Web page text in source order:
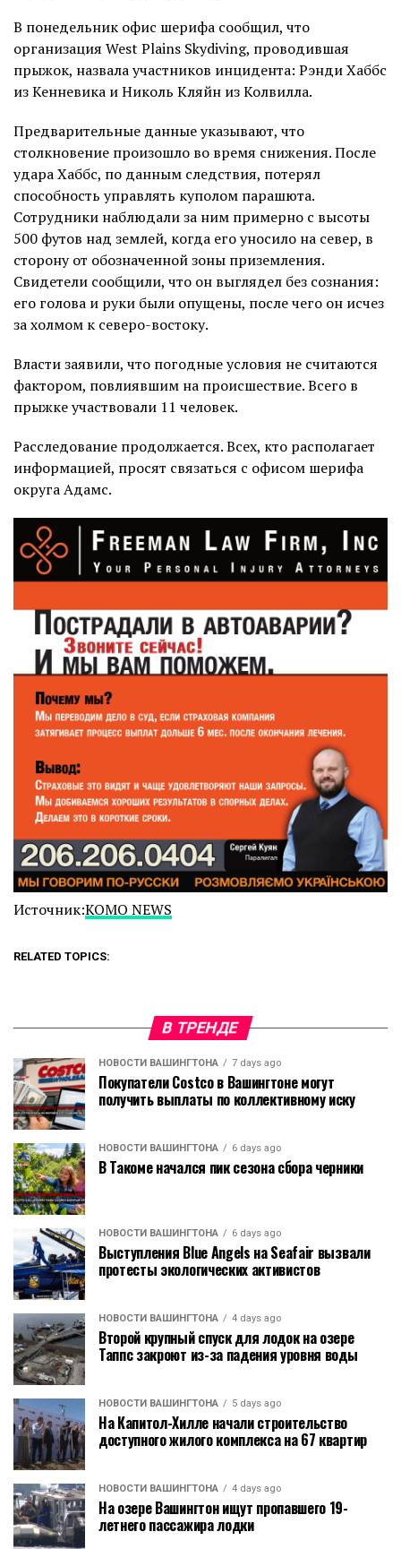
В понедельник офис шерифа сообщил, что
организация West Plains Skydiving, проводившая
прыжок, назвала участников инцидента: Рэнди Хаббс
из Кенневика и Николь Кляйн из Колвилла.
Предварительные данные указывают, что
столкновение произошло во время снижения. После
удара Хаббс, по данным следствия, потерял
способность управлять куполом парашюта.
Сотрудники наблюдали за ним примерно с высоты
500 футов над землей, когда его уносило на север, в
сторону от обозначенной зоны приземления.
Свидетели сообщили, что он выглядел без сознания:
его голова и руки были опущены, после чего он исчез
за холмом к северо-востоку.
Власти заявили, что погодные условия не считаются
фактором, повлиявшим на происшествие. Всего в
прыжке участвовали 11 человек.
Расследование продолжается. Всех, кто располагает
информацией, просят связаться с офисом шерифа
округа Адамс.
Источник:KOMO NEWS
RELATED TOPICS:
В ТРЕНДЕ
НОВОСТИ ВАШИНГТОНА 7 days ago
Покупатели Costco в Вашингтоне могут
получить выплаты по коллективному иску
НОВОСТИ ВАШИНГТОНА 6 days ago
В Такоме начался пик сезона сбора черники
НОВОСТИ ВАШИНГТОНА 6 days ago
Выступления Blue Angels на Seafair вызвали
протесты экологических активистов
НОВОСТИ ВАШИНГТОНА 4 days ago
Второй крупный спуск для лодок на озере
Таппс закроют из-за падения уровня воды
НОВОСТИ ВАШИНГТОНА 5 days ago
На Капитол-Хилле начали строительство
доступного жилого комплекса на 67 квартир
НОВОСТИ ВАШИНГТОНА 4 days ago
На озере Вашингтон ищут пропавшего 19-
летнего пассажира лодки